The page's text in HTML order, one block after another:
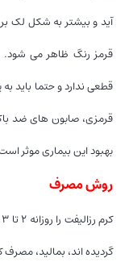
آید و بیشتر به شکل لک
قرمز رنگ ظاهر می شود.
قطعی ندارد و حتما باید
قرمزی، صابون های ضد
بهبود این بیماری موثر
روش مصرف
گردیده اند، بمالید، مصرف